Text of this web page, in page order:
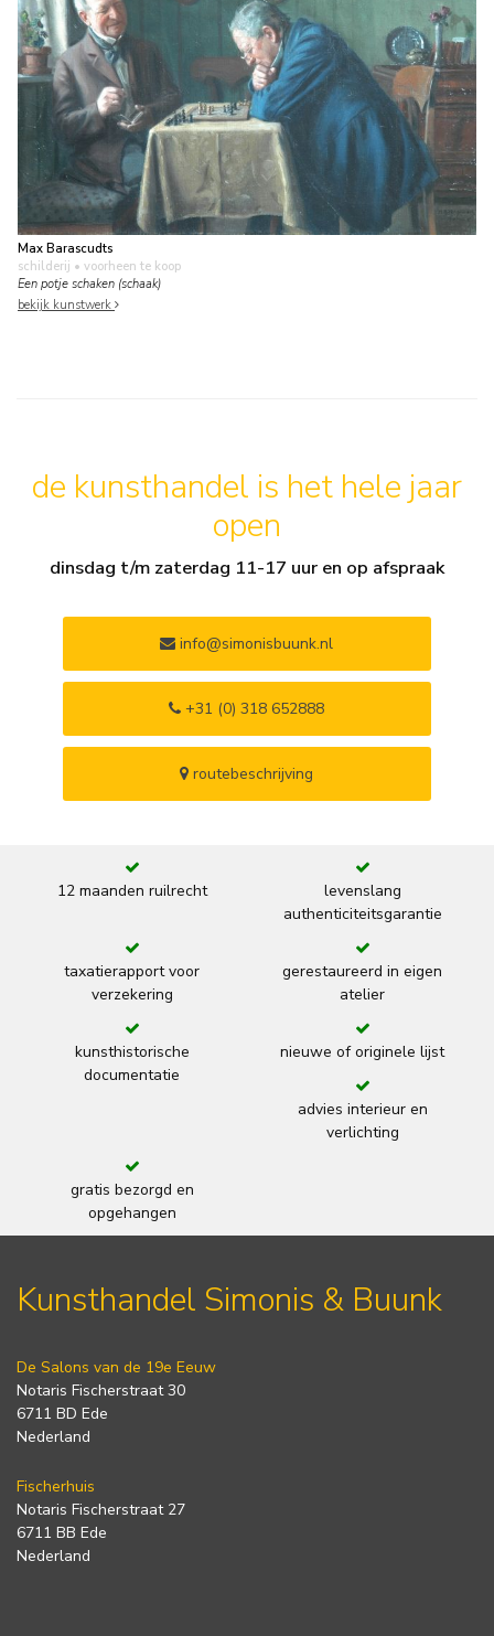
Max Barascudts
schilderij • voorheen te koop
Een potje schaken (schaak)
bekijk kunstwerk
de kunsthandel is het hele jaar
open
dinsdag t/m zaterdag 11-17 uur en op afspraak
info@simonisbuunk.nl
+31 (0) 318 652888
routebeschrijving
12 maanden ruilrecht
levenslang
authenticiteitsgarantie
taxatierapport voor
verzekering
gerestaureerd in eigen
atelier
kunsthistorische
documentatie
nieuwe of originele lijst
advies interieur en
verlichting
gratis bezorgd en
opgehangen
Kunsthandel Simonis & Buunk
De Salons van de 19e Eeuw
Notaris Fischerstraat 30
6711 BD Ede
Nederland
Fischerhuis
Notaris Fischerstraat 27
6711 BB Ede
Nederland